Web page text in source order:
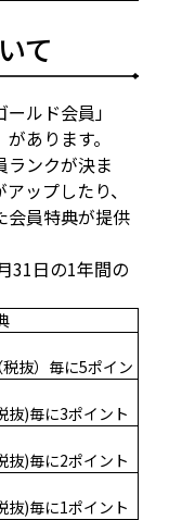
て
ルド会員」
あります。
ランクが決ま
ップしたり、
会員特典が提供
31日の1年間の
抜）毎に5ポイン
抜)毎に3ポイント
抜)毎に2ポイント
抜)毎に1ポイント